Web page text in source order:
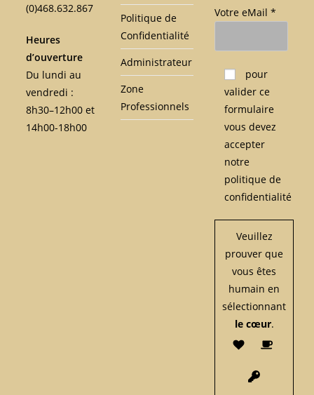
(0)468.632.867
Heures
d’ouverture
Du lundi au
vendredi :
8h30–12h00 et
14h00-18h00
Politique de
Confidentialité
Administrateur
Zone
Professionnels
Votre eMail *
Veuillez laisser ce
pour
valider ce
formulaire
vous devez
accepter
notre
politique de
confidentialité
Veuillez
prouver que
vous êtes
humain en
sélectionnant
le cœur.